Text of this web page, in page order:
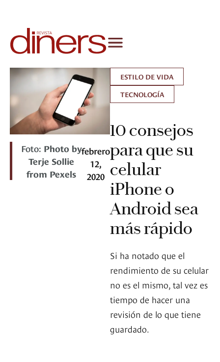
Foto: Photo by
Terje Sollie
from Pexels
febrero
12,
2020
ESTILO DE VIDA
TECNOLOGÍA
10 consejos
para que su
celular
iPhone o
Android sea
más rápido
Si ha notado que el
rendimiento de su celular
no es el mismo, tal vez es
tiempo de hacer una
revisión de lo que tiene
guardado.